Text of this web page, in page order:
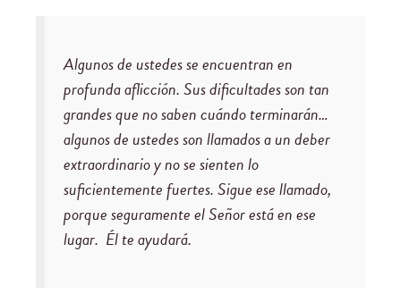
Algunos de ustedes se encuentran en
profunda aflicción. Sus dificultades son tan
grandes que no saben cuándo terminarán…
algunos de ustedes son llamados a un deber
extraordinario y no se sienten lo
suficientemente fuertes. Sigue ese llamado,
porque seguramente el Señor está en ese
lugar. Él te ayudará.